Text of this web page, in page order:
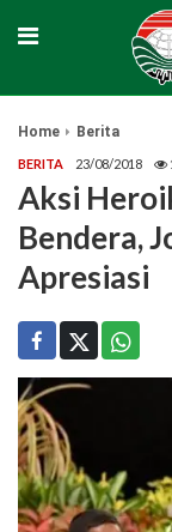
Home Berita
BERITA 23/08/2018
Aksi
Bendera,
Apresiasi